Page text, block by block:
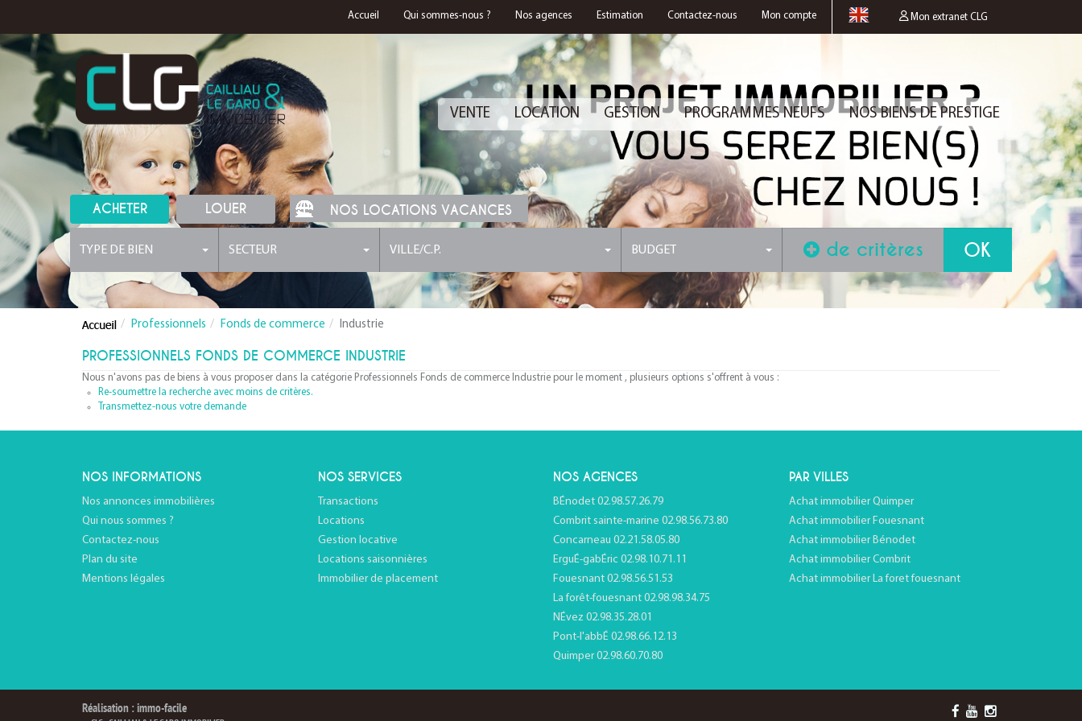
Mon extranet CLG
Accueil Qui sommes-nous ? Nos agences Estimation Contactez-nous Mon compte
VENTE LOCATION GESTION PROGRAMMES NEUFS NOS BIENS DE PRESTIGE
ACHETER LOUER NOS LOCATIONS VACANCES
TYPE DE BIEN SECTEUR VILLE/C.P. BUDGET de critères
Professionnels Fonds de commerce Industrie
PROFESSIONNELS FONDS DE COMMERCE INDUSTRIE
Nous n'avons pas de biens à vous proposer dans la catégorie Professionnels Fonds de commerce Industrie pour le moment , plusieurs options s'offrent à vous :
Re-soumettre la recherche avec moins de critères.
Transmettez-nous votre demande
NOS INFORMATIONS
Nos annonces immobilières
Qui nous sommes ?
Contactez-nous
Plan du site
Mentions légales
NOS SERVICES
Transactions
Locations
Gestion locative
Locations saisonnières
Immobilier de placement
NOS AGENCES
BÉnodet 02.98.57.26.79
Combrit sainte-marine 02.98.56.73.80
Concarneau 02.21.58.05.80
ErguÉ-gabÉric 02.98.10.71.11
Fouesnant 02.98.56.51.53
La forêt-fouesnant 02.98.98.34.75
NÉvez 02.98.35.28.01
Pont-l'abbÉ 02.98.66.12.13
Quimper 02.98.60.70.80
PAR VILLES
Achat immobilier Quimper
Achat immobilier Fouesnant
Achat immobilier Bénodet
Achat immobilier Combrit
Achat immobilier La foret fouesnant
Réalisation : immo-facile